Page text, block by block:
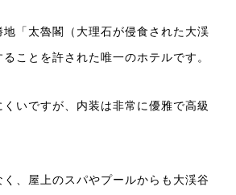
「太魯閣（大理石が侵食された大渓
ことを許された唯一のホテルです。
いですが、内装は非常に優雅で高級
、屋上のスパやプールからも大渓谷